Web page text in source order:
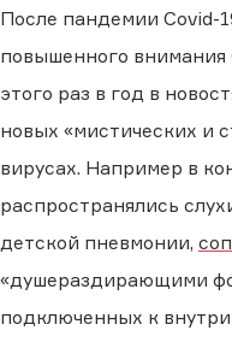
После пандемии Covid-
повышенного внимания
этого раз в год в
новых «мистических и
вирусах. Например в
распространялись
детской пневмонии,
«душераздирающими
подключенных к